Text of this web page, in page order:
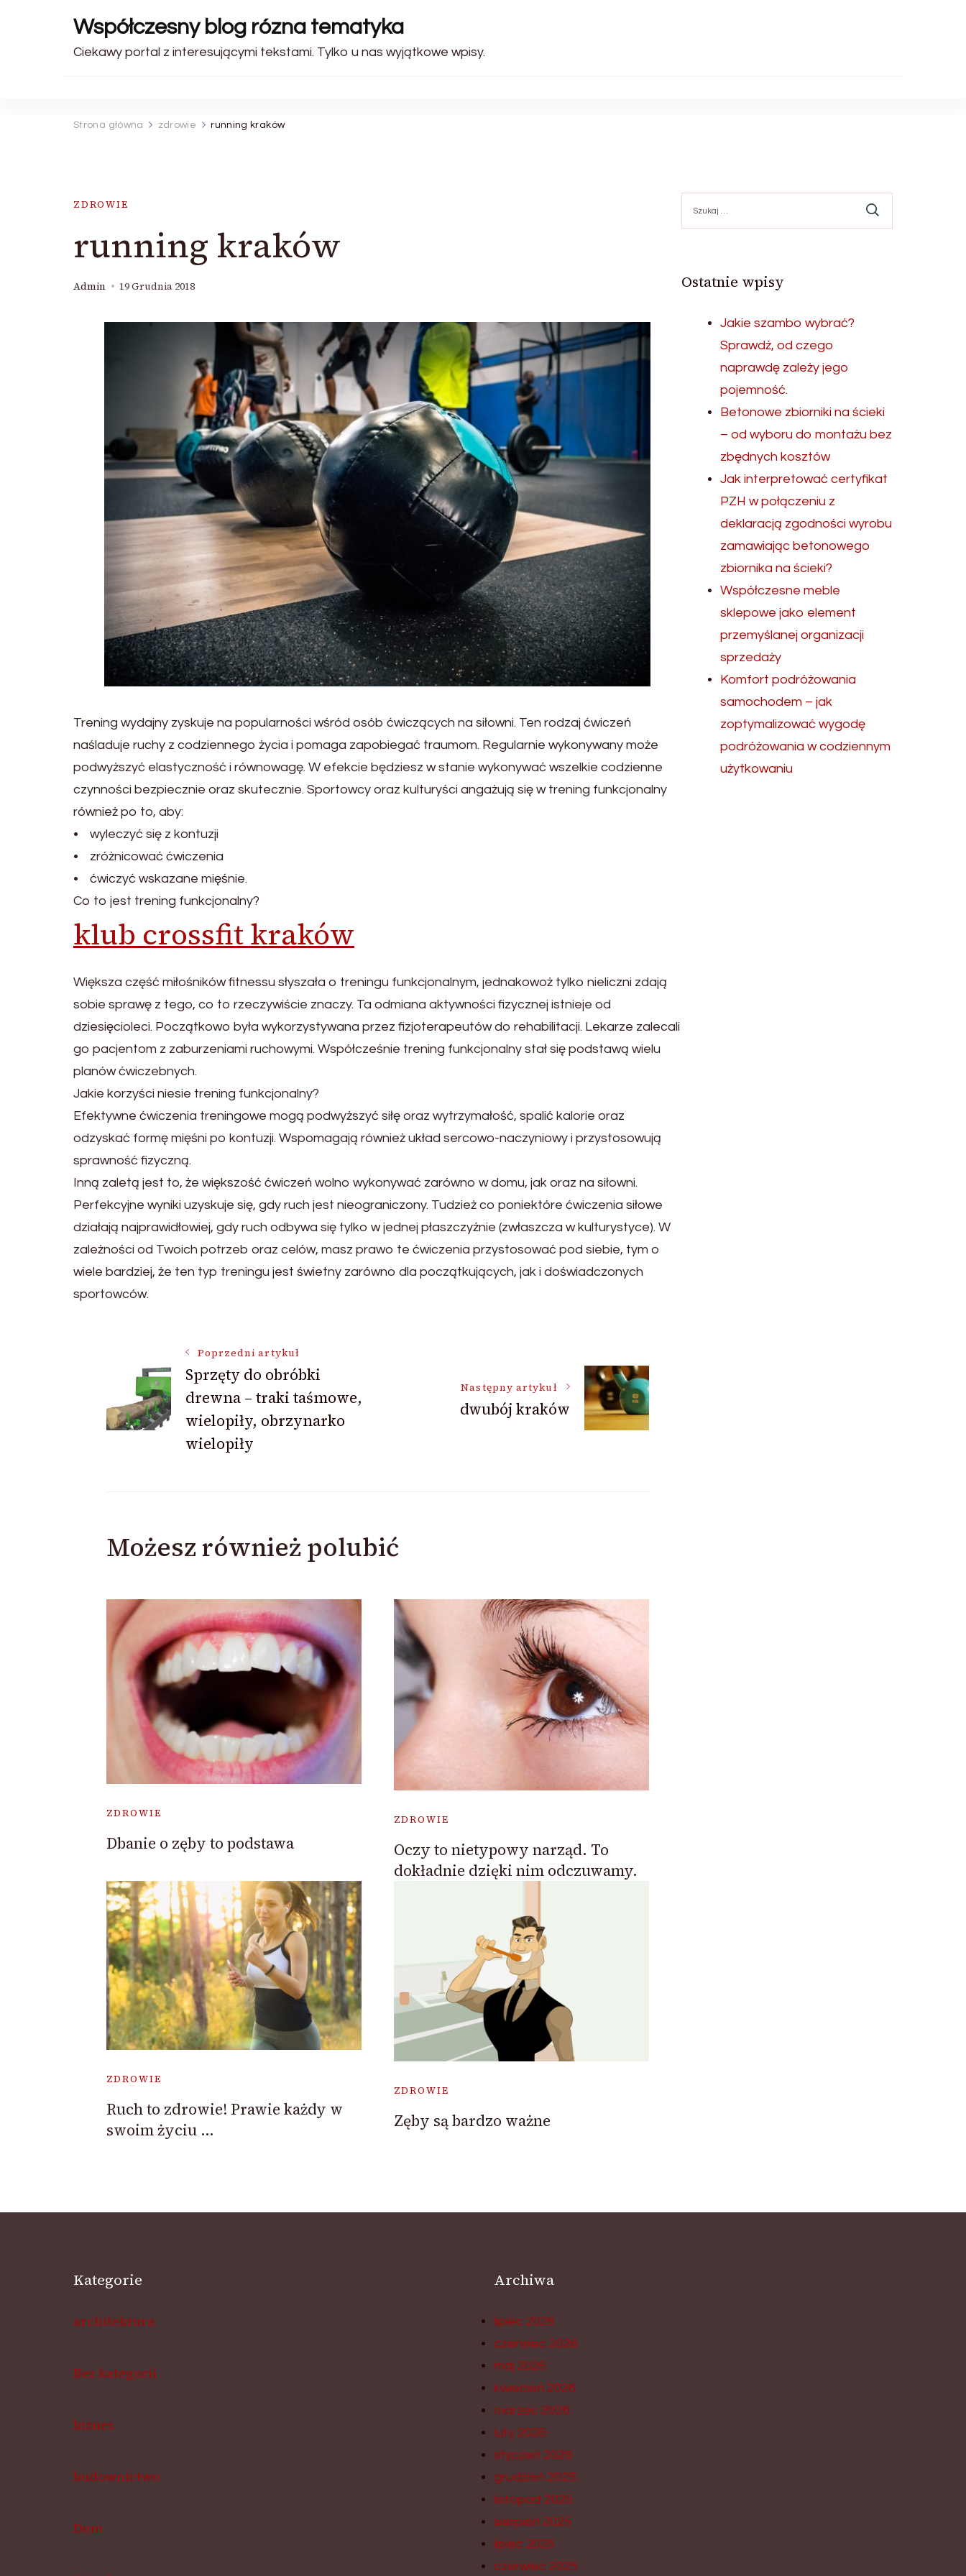
Współczesny blog rózna tematyka
Ciekawy portal z interesującymi tekstami. Tylko u nas wyjątkowe wpisy.
Strona główna zdrowie running kraków
ZDROWIE
running kraków
Admin 19 Grudnia 2018
Trening wydajny zyskuje na popularności wśród osób ćwiczących na siłowni. Ten rodzaj ćwiczeń
naśladuje ruchy z codziennego życia i pomaga zapobiegać traumom. Regularnie wykonywany może
podwyższyć elastyczność i równowagę. W efekcie będziesz w stanie wykonywać wszelkie codzienne
czynności bezpiecznie oraz skutecznie. Sportowcy oraz kulturyści angażują się w trening funkcjonalny
również po to, aby:
• wyleczyć się z kontuzji
• zróżnicować ćwiczenia
• ćwiczyć wskazane mięśnie.
Co to jest trening funkcjonalny?
klub crossfit kraków
Większa część miłośników fitnessu słyszała o treningu funkcjonalnym, jednakowoż tylko nieliczni zdają
sobie sprawę z tego, co to rzeczywiście znaczy. Ta odmiana aktywności fizycznej istnieje od
dziesięcioleci. Początkowo była wykorzystywana przez fizjoterapeutów do rehabilitacji. Lekarze zalecali
go pacjentom z zaburzeniami ruchowymi. Współcześnie trening funkcjonalny stał się podstawą wielu
planów ćwiczebnych.
Jakie korzyści niesie trening funkcjonalny?
Efektywne ćwiczenia treningowe mogą podwyższyć siłę oraz wytrzymałość, spalić kalorie oraz
odzyskać formę mięśni po kontuzji. Wspomagają również układ sercowo-naczyniowy i przystosowują
sprawność fizyczną.
Inną zaletą jest to, że większość ćwiczeń wolno wykonywać zarówno w domu, jak oraz na siłowni.
Perfekcyjne wyniki uzyskuje się, gdy ruch jest nieograniczony. Tudzież co poniektóre ćwiczenia siłowe
działają najprawidłowiej, gdy ruch odbywa się tylko w jednej płaszczyźnie (zwłaszcza w kulturystyce). W
zależności od Twoich potrzeb oraz celów, masz prawo te ćwiczenia przystosować pod siebie, tym o
wiele bardziej, że ten typ treningu jest świetny zarówno dla początkujących, jak i doświadczonych
sportowców.
Nawigacja
wpisu
Poprzedni artykuł
Sprzęty do obróbki
drewna – traki taśmowe,
wielopiły, obrzynarko
wielopiły
Następny artykuł
dwubój kraków
Możesz również polubić
ZDROWIE
Dbanie o zęby to podstawa
ZDROWIE
Oczy to nietypowy narząd. To
dokładnie dzięki nim odczuwamy.
ZDROWIE
Ruch to zdrowie! Prawie każdy w
swoim życiu …
ZDROWIE
Zęby są bardzo ważne
Ostatnie wpisy
Jakie szambo wybrać?
Sprawdź, od czego
naprawdę zależy jego
pojemność.
Betonowe zbiorniki na ścieki
– od wyboru do montażu bez
zbędnych kosztów
Jak interpretować certyfikat
PZH w połączeniu z
deklaracją zgodności wyrobu
zamawiając betonowego
zbiornika na ścieki?
Współczesne meble
sklepowe jako element
przemyślanej organizacji
sprzedaży
Komfort podróżowania
samochodem – jak
zoptymalizować wygodę
podróżowania w codziennym
użytkowaniu
Kategorie
architektura
Bez kategorii
biznes
budownictwo
Dom
Archiwa
lipiec 2026
czerwiec 2026
maj 2026
kwiecień 2026
marzec 2026
luty 2026
styczeń 2026
grudzień 2025
listopad 2025
sierpień 2025
lipiec 2025
czerwiec 2025